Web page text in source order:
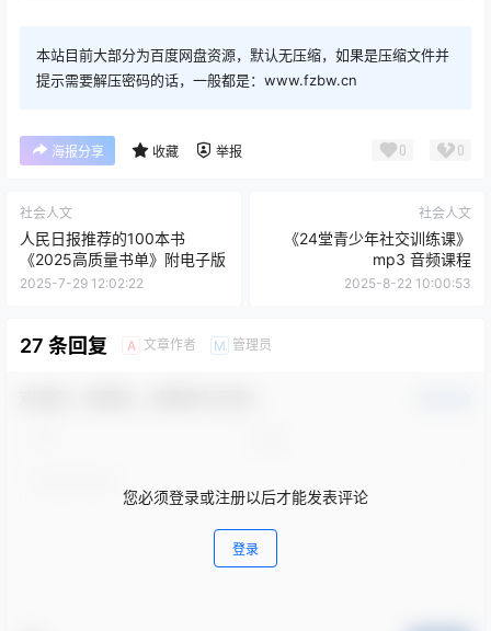
本站目前大部分为百度网盘资源，默认无压缩，如果是压缩文件并
提示需要解压密码的话，一般都是：www.fzbw.cn
海报分享 收藏 举报 0 0
社会人文
人民日报推荐的100本书
《2025高质量书单》附电子版
2025-7-29 12:02:22
社会人文
《24堂青少年社交训练课》
mp3 音频课程
2025-8-22 10:00:53
27 条回复 A 文章作者 M 管理员
您必须登录或注册以后才能发表评论
登录